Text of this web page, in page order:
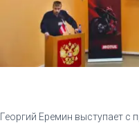
Георгий Еремин выступает с